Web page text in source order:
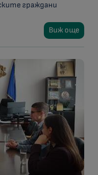
граждани
Виж още